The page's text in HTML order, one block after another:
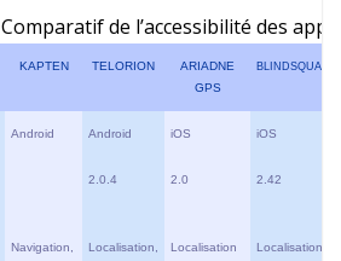
Comparatif de l’accessibilité des
KAPTEN TELORION
ARIADNE
GPS
BLINDSQUARE
Android Android iOS iOS
2.0.4 2.0 2.42
Navigation,
Localisation,
Localisation Localisation